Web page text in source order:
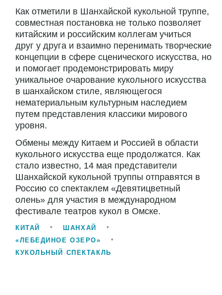
Как отметили в Шанхайской кукольной труппе,
совместная постановка не только позволяет
китайским и российским коллегам учиться
друг у друга и взаимно перенимать творческие
концепции в сфере сценического искусства, но
и помогает продемонстрировать миру
уникальное очарование кукольного искусства
в шанхайском стиле, являющегося
нематериальным культурным наследием
путем представления классики мирового
уровня.
Обмены между Китаем и Россией в области
кукольного искусства еще продолжатся. Как
стало известно, 14 мая представители
Шанхайской кукольной труппы отправятся в
Россию со спектаклем «Девятицветный
олень» для участия в международном
фестивале театров кукол в Омске.
КИТАЙ
ШАНХАЙ
«ЛЕБЕДИНОЕ ОЗЕРО»
КУКОЛЬНЫЙ СПЕКТАКЛЬ